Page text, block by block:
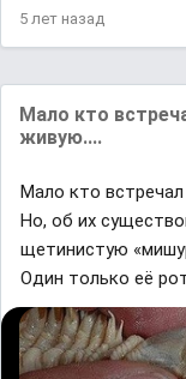
5 лет назад
Мало кто
живую....
Мало кто
Но, об их
щетинистую
Один только её